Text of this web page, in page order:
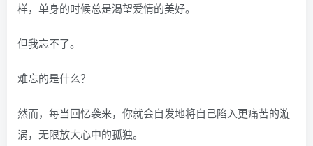
样，单身的时候总是渴望爱情的美好。
但我忘不了。
难忘的是什么？
然而，每当回忆袭来，你就会自发地将自己陷入更痛苦的漩
涡，无限放大心中的孤独。